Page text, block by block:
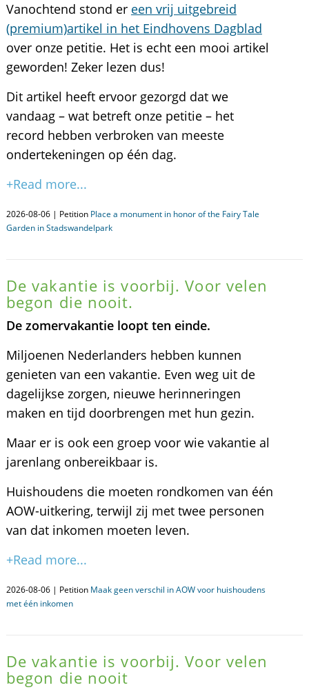
Vanochtend stond er een vrij uitgebreid
(premium)artikel in het Eindhovens Dagblad
over onze petitie. Het is echt een mooi artikel
geworden! Zeker lezen dus!
Dit artikel heeft ervoor gezorgd dat we
vandaag – wat betreft onze petitie – het
record hebben verbroken van meeste
ondertekeningen op één dag.
+Read more...
2026-08-06 | Petition Place a monument in honor of the Fairy Tale
Garden in Stadswandelpark
De vakantie is voorbij. Voor velen
begon die nooit.
De zomervakantie loopt ten einde.
Miljoenen Nederlanders hebben kunnen
genieten van een vakantie. Even weg uit de
dagelijkse zorgen, nieuwe herinneringen
maken en tijd doorbrengen met hun gezin.
Maar er is ook een groep voor wie vakantie al
jarenlang onbereikbaar is.
Huishoudens die moeten rondkomen van één
AOW-uitkering, terwijl zij met twee personen
van dat inkomen moeten leven.
+Read more...
2026-08-06 | Petition Maak geen verschil in AOW voor huishoudens
met één inkomen
De vakantie is voorbij. Voor velen
begon die nooit